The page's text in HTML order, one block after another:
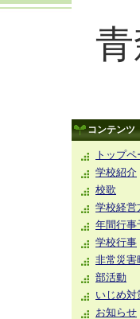
コンテンツ
トップペ
学校紹介
校歌
学校経営
年間行事
学校行事
非常災害
部活動
いじめ対
お知らせ